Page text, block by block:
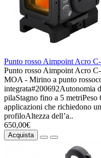
Punto rosso Aimpoint Acro
Punto rosso Aimpoint Acro
MOA - Mirino a punto
integrata#200692Autonomia
pilaStagno fino a 5
applicazioni che richiedono
profiloAltezza dell’a..
650,00€
Acquista